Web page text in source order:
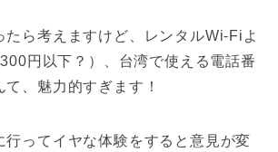
たら考えますけど、レンタルWi-Fiよ
円以下？）、台湾で使える電話番
、魅力的すぎます！
行ってイヤな体験をすると意見が変